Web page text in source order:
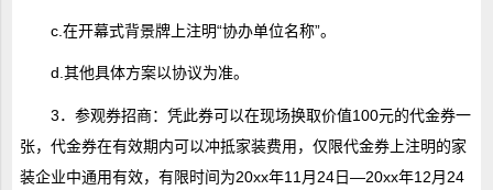
c.在开幕式背景牌上注明“协办单位名称”。
d.其他具体方案以协议为准。
3．参观券招商：凭此券可以在现场换取价值100元的代金券一
张，代金券在有效期内可以冲抵家装费用，仅限代金券上注明的家
装企业中通用有效，有限时间为20xx年11月24日―20xx年12月24